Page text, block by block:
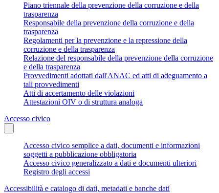
Piano triennale della prevenzione della corruzione e della
trasparenza
Responsabile della prevenzione della corruzione e della
trasparenza
Regolamenti per la prevenzione e la repressione della
corruzione e della trasparenza
Relazione del responsabile della prevenzione della corruzione
e della trasparenza
Provvedimenti adottati dall'ANAC ed atti di adeguamento a
tali provvedimenti
Atti di accertamento delle violazioni
Attestazioni OIV o di struttura analoga
Accesso civico
Accesso civico semplice a dati, documenti e informazioni
soggetti a pubblicazione obbligatoria
Accesso civico generalizzato a dati e documenti ulteriori
Registro degli accessi
Accessibilità e catalogo di dati, metadati e banche dati